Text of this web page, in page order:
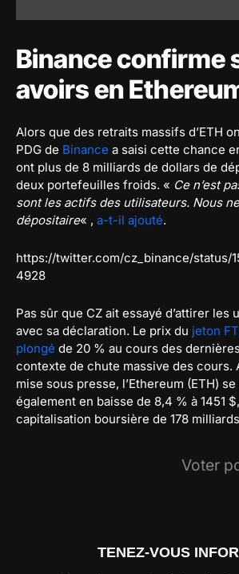
Binance confirme
avoirs en
Alors que des retraits massifs d’ETH
PDG de Binance a saisi cette chance
ont plus de 8 milliards de dollars de
deux portefeuilles froids. « Ce n’est
sont les actifs des utilisateurs. Nous
dépositaire« , a-t-il ajouté.
https://twitter.com/cz_binance/status/
4928
Pas sûr que CZ ait essayé d’attirer les
avec sa déclaration. Le prix du jeton
plongé de 20 % au cours des
contexte de chute massive des cours.
mise sous presse, l’Ethereum (ETH)
également en baisse de 8,4 % à 1451
capitalisation boursière de 178
Voter
TENEZ-VOUS